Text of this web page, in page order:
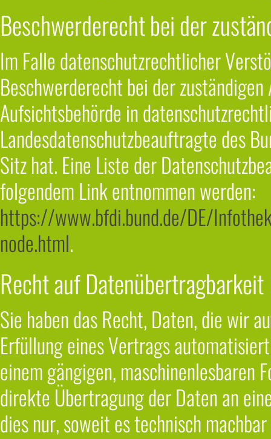
Beschwerderecht bei der
Im Falle datenschutzrechtlicher
Beschwerderecht bei der
Aufsichtsbehörde in
Landesdatenschutzbeauftragte des
Sitz hat. Eine Liste der
folgendem Link entnommen werden:
https://www.bfdi.bund.de/DE/
node.html.
Recht auf Datenübertragbarkeit
Sie haben das Recht, Daten, die wir
Erfüllung eines Vertrags
einem gängigen, maschinenlesbaren
direkte Übertragung der Daten an
dies nur, soweit es technisch